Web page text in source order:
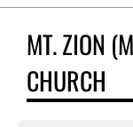
MT. ZION
CHURCH